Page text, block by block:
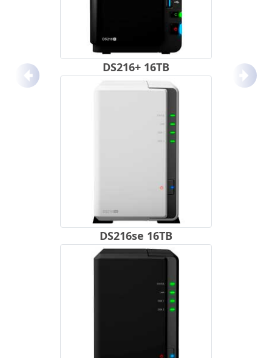
DS216+ 16TB
DS216se 16TB
Anterior